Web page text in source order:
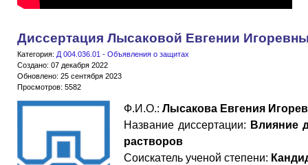
Диссертация Лысаковой Евгении
Категория: Д 004.036.01 - Объявления о защитах
Создано: 07 декабря 2022
Обновлено: 25 сентября 2023
Просмотров: 5582
Ф.И.О.: Лысакова Евгения
Название диссертации: Влияние
растворов
Cоискатель ученой степени: